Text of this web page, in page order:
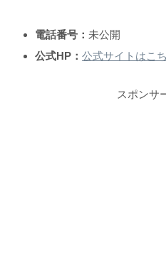
電話番号： 未公開
公式HP： 公式サイトはこ
スポンサ